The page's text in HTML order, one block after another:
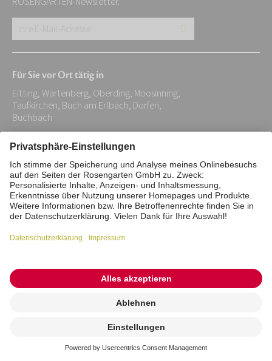
beauftragen
Adresse:
*
Für Sie vor Ort tätig in
Eitting, Wartenberg, Oberding, Moosinning,
Taufkirchen, Buch am Erlbach, Dorfen,
Buchbach
Impressum Datenschutz
Stiftung
Interne Meldestelle
Zahlungsmittel
Barrierefreiheitserklärung
Vertrag widerrufen
© 2026 ROSENGARTEN-Tierbestattung